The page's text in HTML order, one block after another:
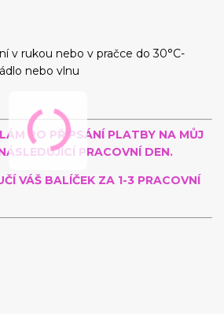
v rukou nebo v pračce do 30°C-
nebo vlnu
PO PŘIPSÁNÍ PLATBY NA MŮJ
PRACOVNÍ DEN.
VÁŠ BALÍČEK ZA 1-3 PRACOVNÍ